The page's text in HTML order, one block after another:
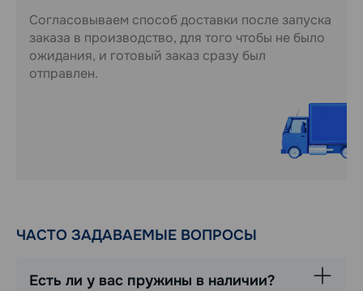
Согласовываем способ доставки после запуска
заказа в производство, для того чтобы не было
ожидания, и готовый заказ сразу был
отправлен.
ЧАСТО ЗАДАВАЕМЫЕ ВОПРОСЫ
Есть ли у вас пружины в наличии?